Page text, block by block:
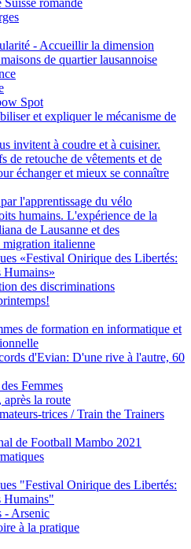
- Accueillir la dimension
de quartier lausannoise
Spot
et expliquer le mécanisme de
invitent à coudre et à cuisiner.
de retouche de vêtements et de
échanger et mieux se connaître
l'apprentissage du vélo
humains. L'expérience de la
de Lausanne et des
migration italienne
«Festival Onirique des Libertés:
des discriminations
de formation en informatique et
d'Evian: D'une rive à l'autre, 60
Femmes
la route
trices / Train the Trainers
de Football Mambo 2021
"Festival Onirique des Libertés:
Humains"
- Arsenic
à la pratique